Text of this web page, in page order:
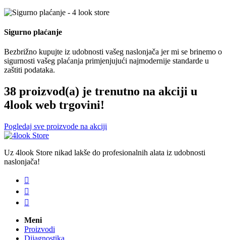
Sigurno plaćanje
Bezbrižno kupujte iz udobnosti vašeg naslonjača jer mi se brinemo o
sigurnosti vašeg plaćanja primjenjujući najmodernije standarde u
zaštiti podataka.
38 proizvod(a) je trenutno na akciji u
4look web trgovini!
Pogledaj sve proizvode na akciji
Uz 4look Store nikad lakše do profesionalnih alata iz udobnosti
naslonjača!



Meni
Proizvodi